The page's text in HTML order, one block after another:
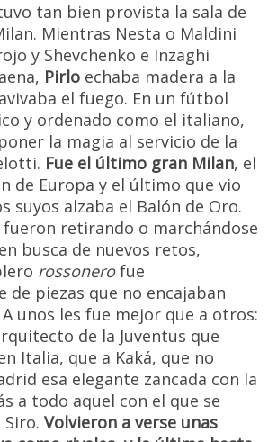
tan bien provista la sala de
Mientras Nesta o Maldini
y Shevchenko e Inzaghi
Pirlo echaba madera a la
avivaba el fuego. En un fútbol
y ordenado como el italiano,
la magia al servicio de la
Fue el último gran Milan, el
de Europa y el último que vio
suyos alzaba el Balón de Oro.
fueron retirando o marchándose
busca de nuevos retos,
rossonerofue
de piezas que no encajaban
unos les fue mejor que a otros:
de la Juventus que
Italia, que a Kaká, que no
esa elegante zancada con la
a todo aquel con el que se
Siro. Volvieron a verse unas